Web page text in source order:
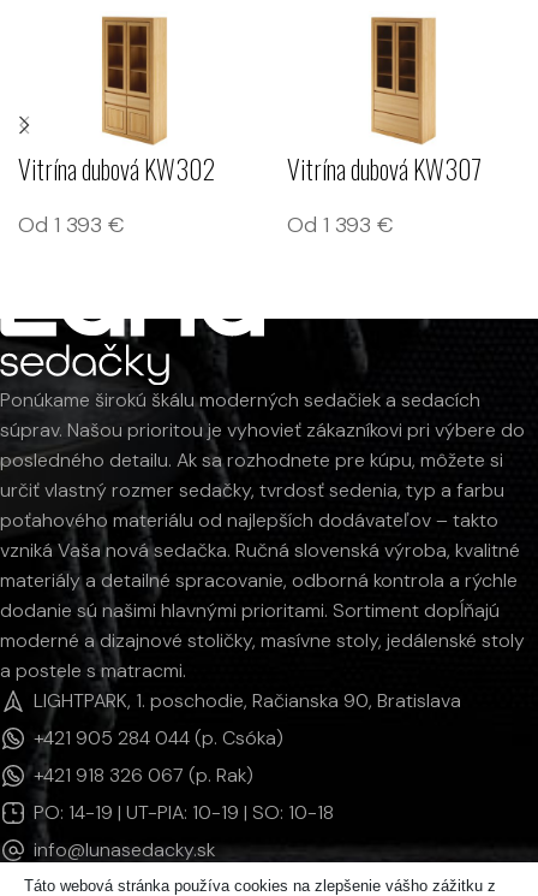
Vitrína dubová KW302
Od 1 393 €
Vitrína dubová KW307
Od 1 393 €
Ponúkame širokú škálu moderných sedačiek a sedacích
súprav. Našou prioritou je vyhovieť zákazníkovi pri výbere do
posledného detailu. Ak sa rozhodnete pre kúpu, môžete si
určiť vlastný rozmer sedačky, tvrdosť sedenia, typ a farbu
poťahového materiálu od najlepších dodávateľov – takto
vzniká Vaša nová sedačka. Ručná slovenská výroba, kvalitné
materiály a detailné spracovanie, odborná kontrola a rýchle
dodanie sú našimi hlavnými prioritami. Sortiment dopĺňajú
moderné a dizajnové stoličky, masívne stoly, jedálenské stoly
a postele s matracmi.
LIGHTPARK, 1. poschodie, Račianska 90, Bratislava
+421 905 284 044 (p. Csóka)
+421 918 326 067 (p. Rak)
PO: 14-19 | UT-PIA: 10-19 | SO: 10-18
info@lunasedacky.sk
Táto webová stránka používa cookies na zlepšenie vášho zážitku z